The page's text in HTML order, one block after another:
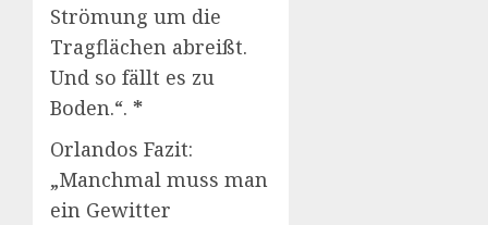
Strömung um die
Tragflächen abreißt.
Und so fällt es zu
Boden.“. *
Orlandos Fazit:
„Manchmal muss man
ein Gewitter